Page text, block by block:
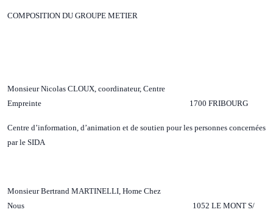
COMPOSITION DU GROUPE METIER
Monsieur Nicolas CLOUX, coordinateur, Centre
Empreinte 1700 FRIBOURG
Centre d’information, d’animation et de soutien pour les personnes concernées
par le SIDA
Monsieur Bertrand MARTINELLI, Home Chez
Nous 1052 LE MONT S/